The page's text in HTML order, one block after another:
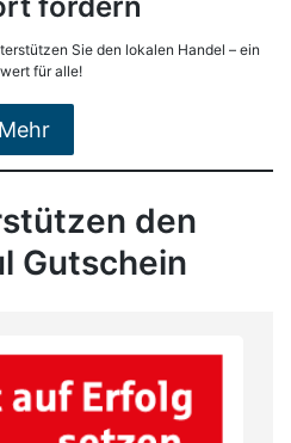
Sie den lokalen Handel – ein
für alle!
Mehr
den
Gutschein